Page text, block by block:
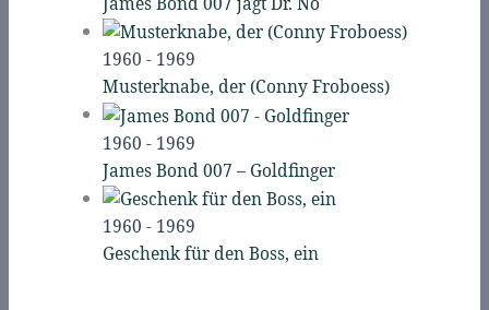
1960 - 1969
Musterknabe, der (Conny Froboess)
1960 - 1969
James Bond 007 – Goldfinger
1960 - 1969
Geschenk für den Boss, ein